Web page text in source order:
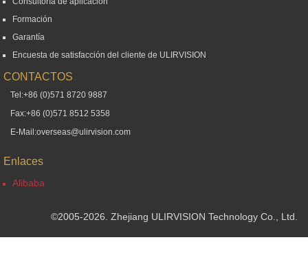
Formación
Garantía
Encuesta de satisfacción del cliente de ULIRVISION
CONTACTOS
Tel:+86 (0)571 8720 9887
Fax:+86 (0)571 8512 5358
E-Mail:overseas@ulirvision.com
Enlaces
Alibaba
©2005-2026. Zhejiang ULIRVISION Technology Co., Ltd.